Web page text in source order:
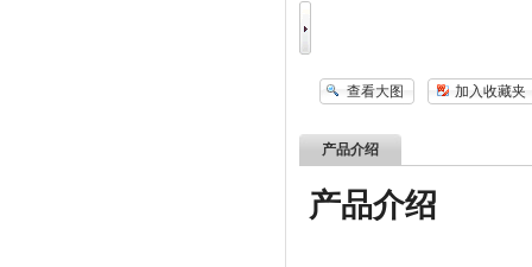
查看大图 加入收藏夹
产品介绍
产品介绍